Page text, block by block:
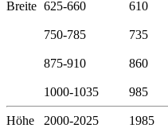
Breite 625-660 610
750-785 735
875-910 860
1000-1035 985
Höhe 2000-2025 1985